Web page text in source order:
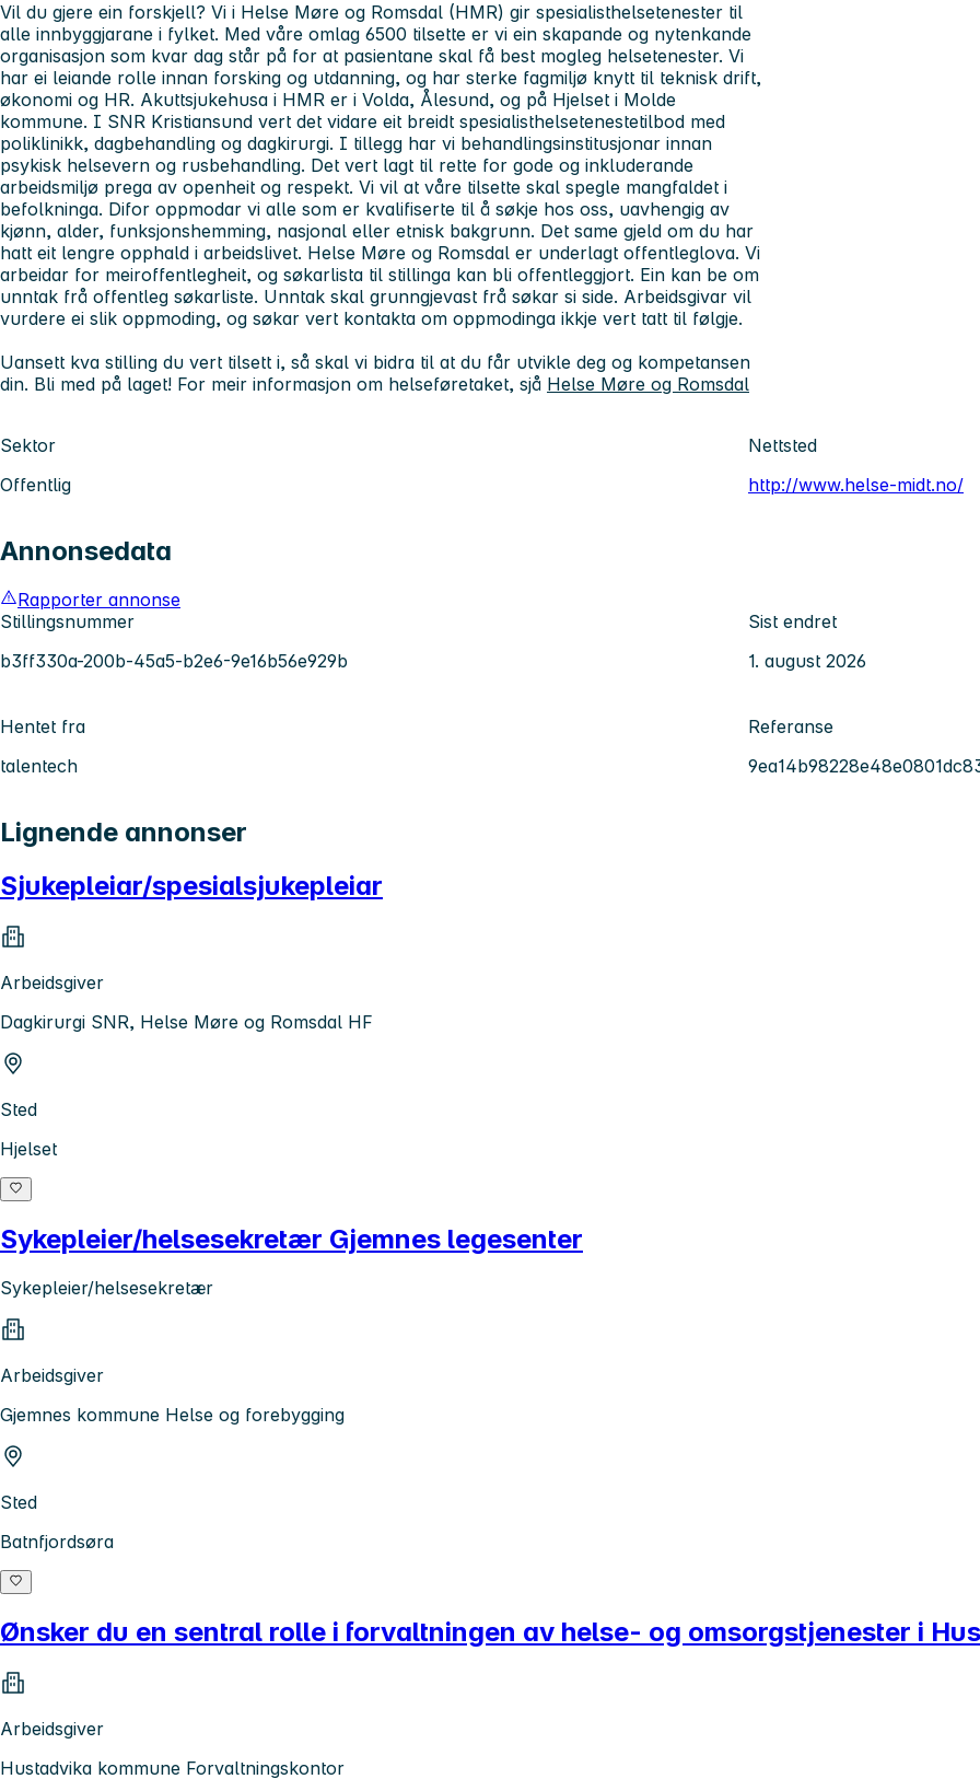
Vil du gjere ein forskjell? Vi i Helse Møre og Romsdal (HMR) gir spesialisthelsetenester til
alle innbyggjarane i fylket. Med våre omlag 6500 tilsette er vi ein skapande og nytenkande
organisasjon som kvar dag står på for at pasientane skal få best mogleg helsetenester. Vi
har ei leiande rolle innan forsking og utdanning, og har sterke fagmiljø knytt til teknisk drift,
økonomi og HR. Akuttsjukehusa i HMR er i Volda, Ålesund, og på Hjelset i Molde
kommune. I SNR Kristiansund vert det vidare eit breidt spesialisthelsetenestetilbod med
poliklinikk, dagbehandling og dagkirurgi. I tillegg har vi behandlingsinstitusjonar innan
psykisk helsevern og rusbehandling. Det vert lagt til rette for gode og inkluderande
arbeidsmiljø prega av openheit og respekt. Vi vil at våre tilsette skal spegle mangfaldet i
befolkninga. Difor oppmodar vi alle som er kvalifiserte til å søkje hos oss, uavhengig av
kjønn, alder, funksjonshemming, nasjonal eller etnisk bakgrunn. Det same gjeld om du har
hatt eit lengre opphald i arbeidslivet. Helse Møre og Romsdal er underlagt offentleglova. Vi
arbeidar for meiroffentlegheit, og søkarlista til stillinga kan bli offentleggjort. Ein kan be om
unntak frå offentleg søkarliste. Unntak skal grunngjevast frå søkar si side. Arbeidsgivar vil
vurdere ei slik oppmoding, og søkar vert kontakta om oppmodinga ikkje vert tatt til følgje.
Uansett kva stilling du vert tilsett i, så skal vi bidra til at du får utvikle deg og kompetansen
din. Bli med på laget! For meir informasjon om helseføretaket, sjå Helse Møre og Romsdal
Sektor
Offentlig
Nettsted
http://www.helse-midt.no/
Annonsedata
Rapporter annonse
Stillingsnummer
b3ff330a-200b-45a5-b2e6-9e16b56e929b
Sist endret
1. august 2026
Hentet fra
talentech
Referanse
Lignende annonser
Sjukepleiar/spesialsjukepleiar
Arbeidsgiver
Dagkirurgi SNR, Helse Møre og Romsdal HF
Sted
Hjelset
Sykepleier/helsesekretær Gjemnes legesenter
Sykepleier/helsesekretær
Arbeidsgiver
Gjemnes kommune Helse og forebygging
Sted
Batnfjordsøra
Ønsker du en sentral rolle i forvaltningen av helse- og omsorgstjenester i
Arbeidsgiver
Hustadvika kommune Forvaltningskontor